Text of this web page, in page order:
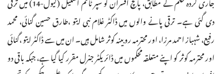
دی گئی ہے۔ ترقی پانے والوں میں ڈاکٹر غلام نبی ایتو ،طارق حسین گنائی، محمد
رفیع، شہباز احمد مرزا، اور محترمہ روبینہ کوثر شامل ہیں۔ ان میں سے ڈاکٹر ایتو ،گنائی
اور محترمہ کوثر کو اپنے متعلقہ محکموں میں ڈائریکٹر جنرل مقرر کیا گیا ہے، جبکہ باقی دو